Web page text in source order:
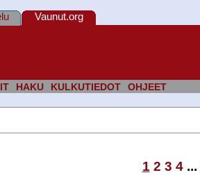
HAKU KULKUTIEDOT OHJEET
Vaunut.org
1 2 3 4...